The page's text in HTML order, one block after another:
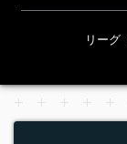
リーグ